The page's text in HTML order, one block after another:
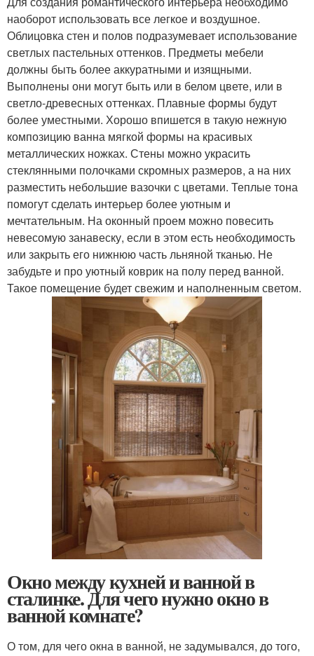
наоборот использовать все легкое и воздушное.
Облицовка стен и полов подразумевает использование
светлых пастельных оттенков. Предметы мебели
должны быть более аккуратными и изящными.
Выполнены они могут быть или в белом цвете, или в
светло-древесных оттенках. Плавные формы будут
более уместными. Хорошо впишется в такую нежную
композицию ванна мягкой формы на красивых
металлических ножках. Стены можно украсить
стеклянными полочками скромных размеров, а на них
разместить небольшие вазочки с цветами. Теплые тона
помогут сделать интерьер более уютным и
мечтательным. На оконный проем можно повесить
невесомую занавеску, если в этом есть необходимость
или закрыть его нижнюю часть льняной тканью. Не
забудьте и про уютный коврик на полу перед ванной.
Такое помещение будет свежим и наполненным светом.
Окно между кухней и ванной в
сталинке. Для чего нужно окно в
ванной комнате?
О том, для чего окна в ванной, не задумывался, до того,